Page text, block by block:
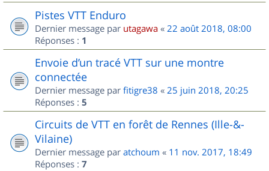
Pistes VTT Enduro
Dernier message par utagawa « 22 août 2018, 08:00
Réponses : 1
Envoie d’un tracé VTT sur une montre
connectée
Dernier message par fitigre38 « 25 juin 2018, 20:25
Réponses : 5
Circuits de VTT en forêt de Rennes (Ille-&-
Vilaine)
Dernier message par atchoum « 11 nov. 2017, 18:49
Réponses : 7